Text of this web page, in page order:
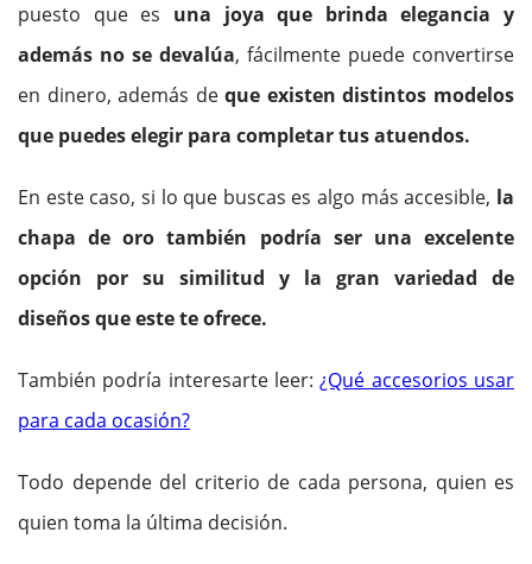
puesto que es una joya que brinda elegancia y
además no se devalúa, fácilmente puede convertirse
en dinero, además deque existen distintos modelos
que puedes elegir para completar tus atuendos.
En este caso, si lo que buscas es algo más accesible, la
chapa de oro también podría ser una excelente
opción por su similitud y la gran variedad de
diseños que este te ofrece.
También podría interesarte leer:¿Qué accesorios usar
para cada ocasión?
Todo depende del criterio de cada persona, quien es
quien toma la última decisión.